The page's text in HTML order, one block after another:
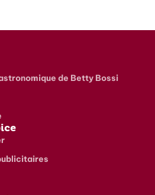
de Betty Bossi